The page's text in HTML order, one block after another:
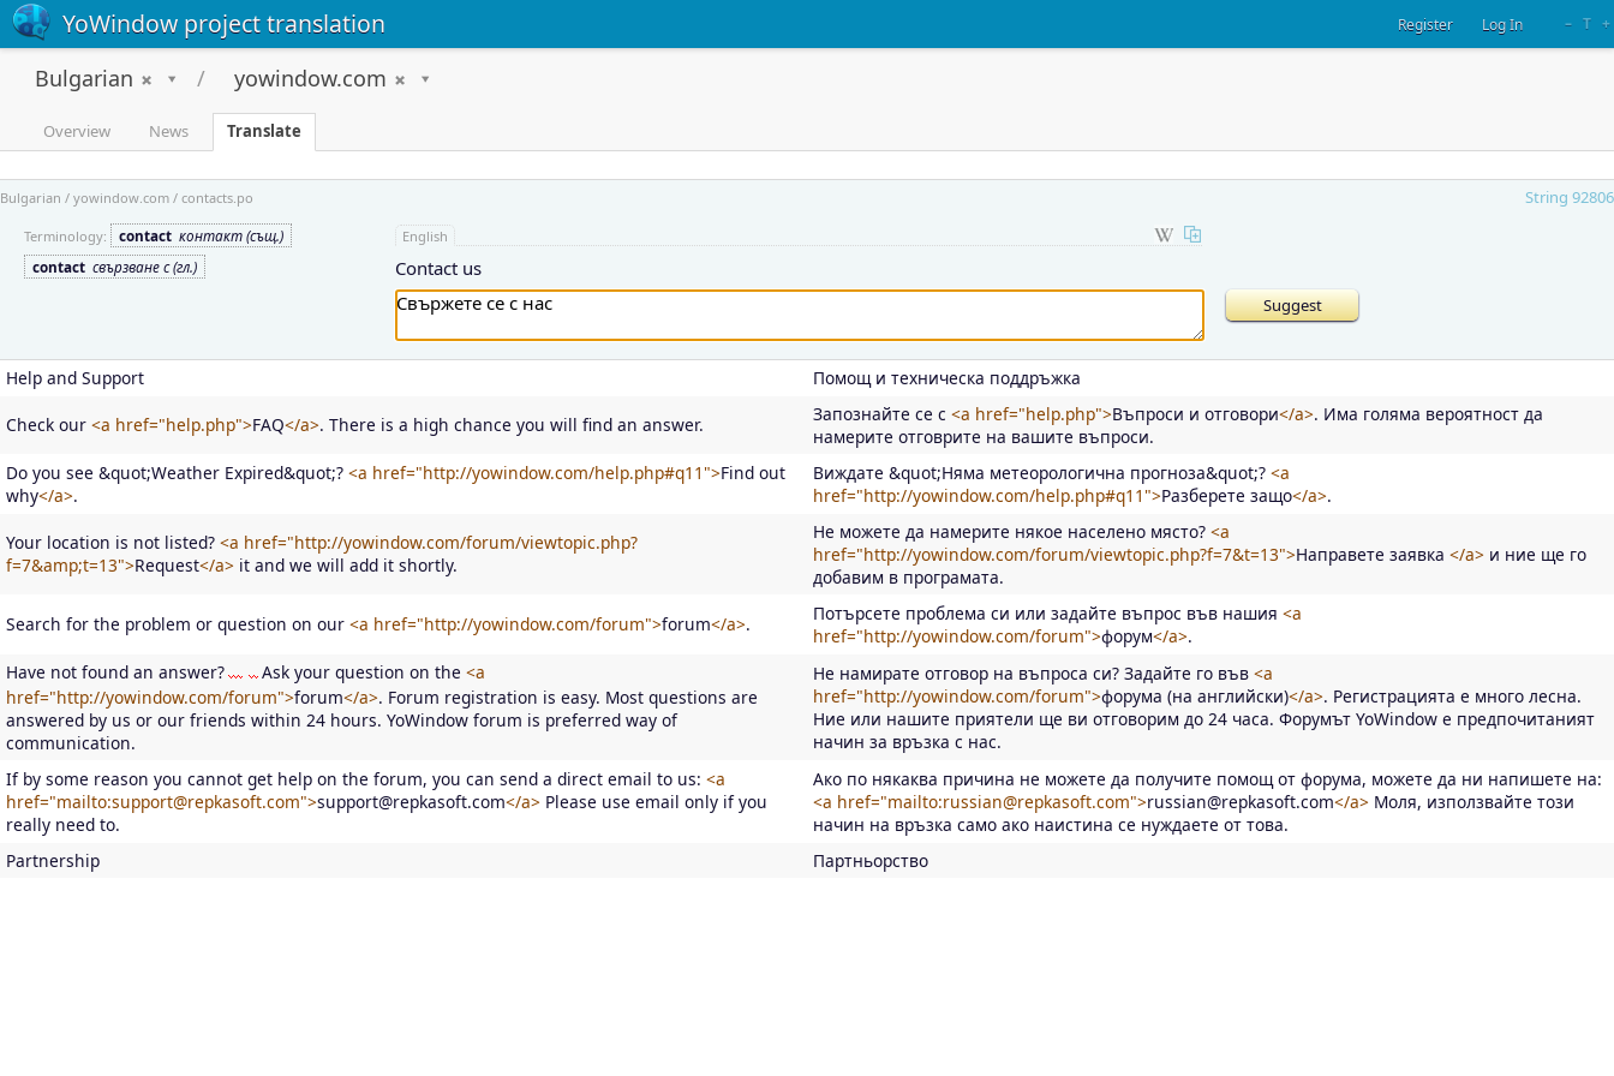
YoWindow project translation – T +
Register Log In
Bulgarian yowindow.com
Overview News Translate
Bulgarian / yowindow.com / contacts.po String 92806
Terminology: contact контакт (същ.)
contact свързване с (гл.)
English
Contact us
Help and Support Помощ и техническа поддръжка
Check our <a href="help.php">FAQ</a>. There is a high chance you will find an answer. Запознайте се с <a href="help.php">Въпроси и отговори</a>. Има голяма вероятност да
намерите отговрите на вашите въпроси.
Do you see &quot;Weather Expired&quot;? <a href="http://yowindow.com/help.php#q11">Find out
why</a>.
Виждате &quot;Няма метеорологична прогноза&quot;? <a
href="http://yowindow.com/help.php#q11">Разберете защо</a>.
Your location is not listed? <a href="http://yowindow.com/forum/viewtopic.php?
f=7&amp;t=13">Request</a> it and we will add it shortly.
Не можете да намерите някое населено място? <a
href="http://yowindow.com/forum/viewtopic.php?f=7&t=13">Направете заявка </a> и ние ще го
добавим в програмата.
Search for the problem or question on our <a href="http://yowindow.com/forum">forum</a>. Потърсете проблема си или задайте въпрос във нашия <a
href="http://yowindow.com/forum">форум</a>.
Have not found an answer?
Ask your question on the <a
href="http://yowindow.com/forum">forum</a>. Forum registration is easy. Most questions are
answered by us or our friends within 24 hours. YoWindow forum is preferred way of
communication.
Не намирате отговор на въпроса си? Задайте го във <a
href="http://yowindow.com/forum">форума (на английски)</a>. Регистрацията е много лесна.
Ние или нашите приятели ще ви отговорим до 24 часа. Форумът YoWindow е предпочитаният
начин за връзка с нас.
If by some reason you cannot get help on the forum, you can send a direct email to us: <a
href="mailto:support@repkasoft.com">support@repkasoft.com</a> Please use email only if you
really need to.
Ако по някаква причина не можете да получите помощ от форума, можете да ни напишете на:
<a href="mailto:russian@repkasoft.com">russian@repkasoft.com</a> Моля, използвайте този
начин на връзка само ако наистина се нуждаете от това.
Partnership
Партньорство